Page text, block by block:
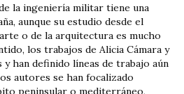
la ingeniería militar tiene una
aunque su estudio desde el
o de la arquitectura es mucho
los trabajos de Alicia Cámara y
han definido líneas de trabajo aún
autores se han focalizado
peninsular o mediterráneo,